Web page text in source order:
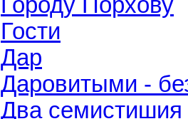
Городу Порхову
Гости
Дар
Даровитыми -
Два семистишия